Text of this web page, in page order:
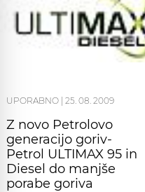
UPORABNO 25. 08. 2009
Z novo Petrolovo
generacijo goriv-
Petrol ULTIMAX 95 in
Diesel do manjše
porabe goriva